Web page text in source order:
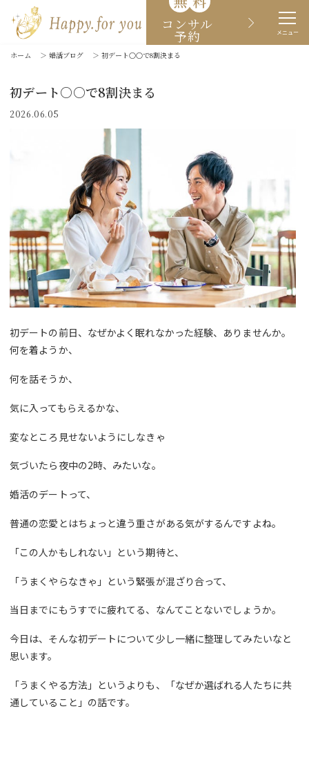
コンサル
予約 メニュー
ホーム ＞ 婚活ブログ ＞ 初デート○○で8割決まる
初デート○○で8割決まる
2026.06.05
初デートの前日、なぜかよく眠れなかった経験、ありませんか。
何を着ようか、
何を話そうか、
気に入ってもらえるかな、
変なところ見せないようにしなきゃ
気づいたら夜中の2時、みたいな。
婚活のデートって、
普通の恋愛とはちょっと違う重さがある気がするんですよね。
「この人かもしれない」という期待と、
「うまくやらなきゃ」という緊張が混ざり合って、
当日までにもうすでに疲れてる、なんてことないでしょうか。
今日は、そんな初デートについて少し一緒に整理してみたいなと
思います。
「うまくやる方法」というよりも、「なぜか選ばれる人たちに共
通していること」の話です。